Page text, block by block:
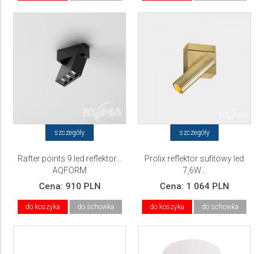
szczegóły
Rafter points 9 led reflektor...
AQFORM
Cena: 910 PLN
do koszyka do schowka
szczegóły
Prolix reflektor sufitowy led
7,6W...
Cena: 1 064 PLN
do koszyka do schowka